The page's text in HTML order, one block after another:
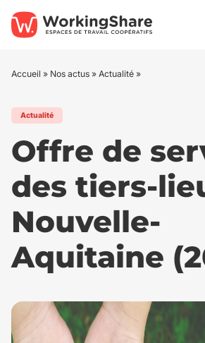
contenu
Accueil » Nos actus» Actualité»
Actualité
Offre de
des tiers-
Nouvelle-
Aquitaine